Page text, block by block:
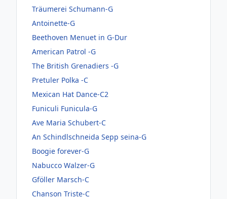
Träumerei Schumann-G
Antoinette-G
Beethoven Menuet in G-Dur
American Patrol -G
The British Grenadiers -G
Pretuler Polka -C
Mexican Hat Dance-C2
Funiculi Funicula-G
Ave Maria Schubert-C
An Schindlschneida Sepp seina-G
Boogie forever-G
Nabucco Walzer-G
Gföller Marsch-C
Chanson Triste-C